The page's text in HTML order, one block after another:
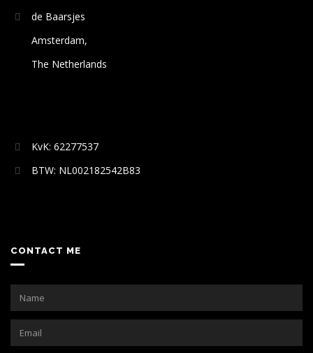
de Baarsjes
Amsterdam,
The Netherlands
KvK: 62277537
BTW: NL002182542B83
CONTACT ME